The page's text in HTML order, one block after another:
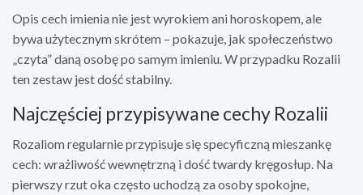
Opis cech imienia nie jest wyrokiem ani horoskopem, ale
bywa użytecznym skrótem – pokazuje, jak społeczeństwo
„czyta” daną osobę po samym imieniu. W przypadku Rozalii
ten zestaw jest dość stabilny.
Najczęściej przypisywane cechy Rozalii
Rozaliom regularnie przypisuje się specyficzną mieszankę
cech: wrażliwość wewnętrzną i dość twardy kręgosłup. Na
pierwszy rzut oka często uchodzą za osoby spokojne,